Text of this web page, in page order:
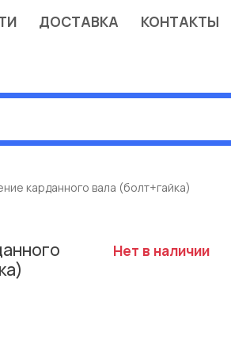
ДОСТАВКА КОНТАКТЫ
карданного вала (болт+гайка)
Нет в наличии